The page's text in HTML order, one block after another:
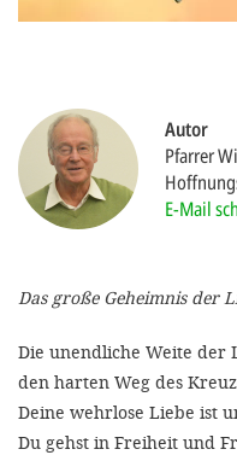
Autor
Pfarrer
E-Mail
Das große Geheimnis der
Die unendliche Weite der
den harten Weg des
Deine wehrlose Liebe ist
Du gehst in Freiheit und